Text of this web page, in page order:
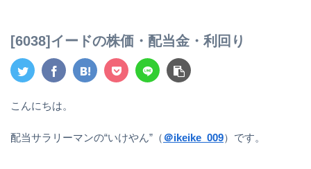
[6038]イードの株価・配当金・利回り
こんにちは。
配当サラリーマンの“いけやん”（ ＠ikeike_009）です。